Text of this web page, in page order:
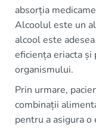
absorția
Alcoolul este un
alcool este
eficiența eriacta și
organismului.
Prin urmare,
combinații
pentru a asigura